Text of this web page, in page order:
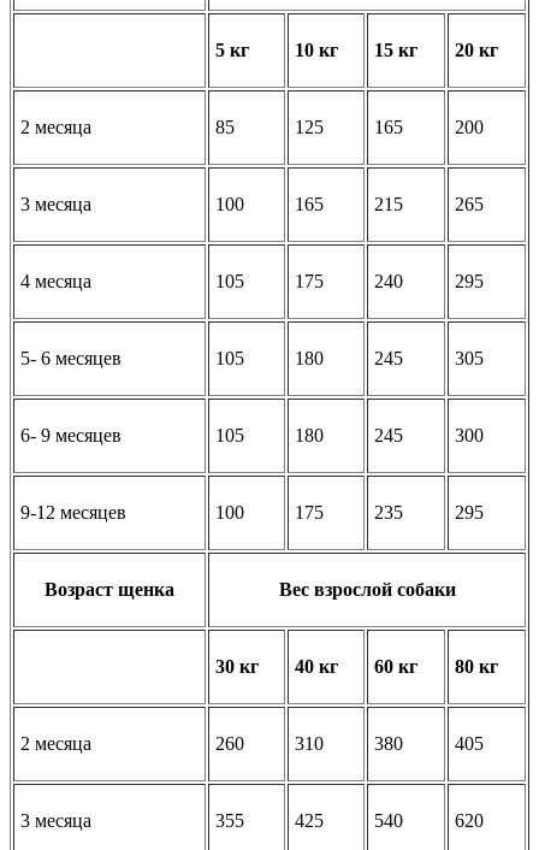
5 кг 10 кг 15 кг 20 кг
2 месяца 85 125 165 200
3 месяца 100 165 215 265
4 месяца 105 175 240 295
5- 6 месяцев 105 180 245 305
6- 9 месяцев 105 180 245 300
9-12 месяцев 100 175 235 295
Возраст щенка Вес взрослой собаки
30 кг 40 кг 60 кг 80 кг
2 месяца 260 310 380 405
3 месяца 355 425 540 620